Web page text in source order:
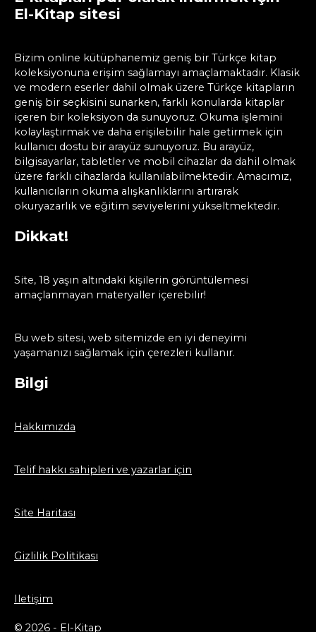
El-Kitap sitesi
Bizim online kütüphanemiz geniş bir Türkçe kitap
koleksiyonuna erişim sağlamayı amaçlamaktadır. Klasik
ve modern eserler dahil olmak üzere Türkçe kitapların
geniş bir seçkisini sunarken, farklı konularda kitaplar
içeren bir koleksiyon da sunuyoruz. Okuma işlemini
kolaylaştırmak ve daha erişilebilir hale getirmek için
kullanıcı dostu bir arayüz sunuyoruz. Bu arayüz,
bilgisayarlar, tabletler ve mobil cihazlar da dahil olmak
üzere farklı cihazlarda kullanılabilmektedir. Amacımız,
kullanıcıların okuma alışkanlıklarını artırarak
okuryazarlık ve eğitim seviyelerini yükseltmektedir.
Dikkat!
Site, 18 yaşın altındaki kişilerin görüntülemesi
amaçlanmayan materyaller içerebilir!
Bu web sitesi, web sitemizde en iyi deneyimi
yaşamanızı sağlamak için çerezleri kullanır.
Bilgi
Hakkımızda
Telif hakkı sahipleri ve yazarlar için
Site Haritası
Gizlilik Politikası
Iletişim
© 2026 - El-Kitap